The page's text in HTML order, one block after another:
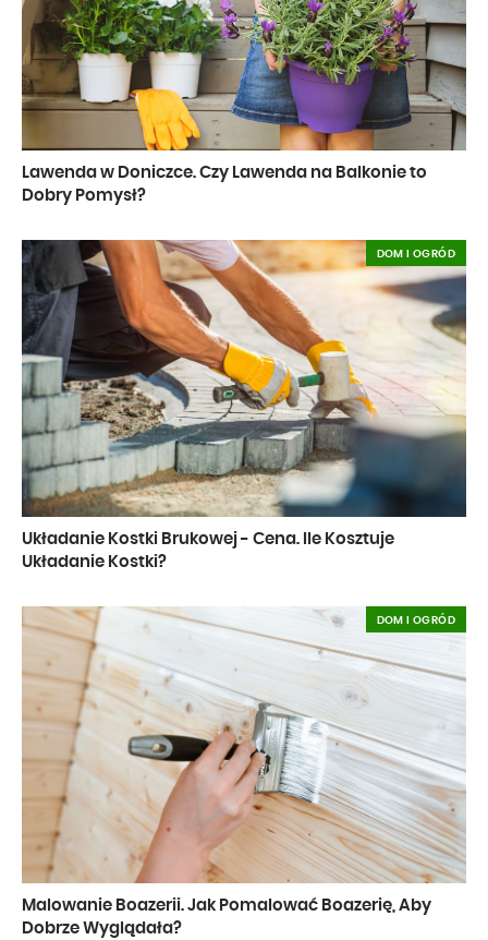
Lawenda w Doniczce. Czy Lawenda na Balkonie to
Dobry Pomysł?
Układanie Kostki Brukowej - Cena. Ile Kosztuje
Układanie Kostki?
DOM I OGRÓD
Malowanie Boazerii. Jak Pomalować Boazerię, Aby
Dobrze Wyglądała?
DOM I OGRÓD